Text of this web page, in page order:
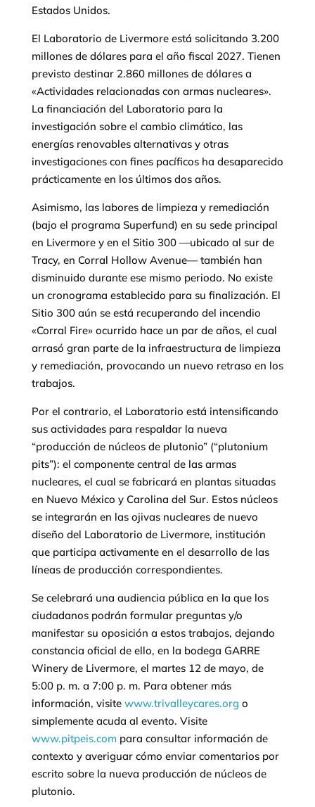
Estados Unidos.
El Laboratorio de Livermore está solicitando 3.200
millones de dólares para el año fiscal 2027. Tienen
previsto destinar 2.860 millones de dólares a
«Actividades relacionadas con armas nucleares».
La financiación del Laboratorio para la
investigación sobre el cambio climático, las
energías renovables alternativas y otras
investigaciones con fines pacíficos ha desaparecido
prácticamente en los últimos dos años.
Asimismo, las labores de limpieza y remediación
(bajo el programa Superfund) en su sede principal
en Livermore y en el Sitio 300 —ubicado al sur de
Tracy, en Corral Hollow Avenue— también han
disminuido durante ese mismo periodo. No existe
un cronograma establecido para su finalización. El
Sitio 300 aún se está recuperando del incendio
«Corral Fire» ocurrido hace un par de años, el cual
arrasó gran parte de la infraestructura de limpieza
y remediación, provocando un nuevo retraso en los
trabajos.
Por el contrario, el Laboratorio está intensificando
sus actividades para respaldar la nueva
“producción de núcleos de plutonio” (“plutonium
pits”): el componente central de las armas
nucleares, el cual se fabricará en plantas situadas
en Nuevo México y Carolina del Sur. Estos núcleos
se integrarán en las ojivas nucleares de nuevo
diseño del Laboratorio de Livermore, institución
que participa activamente en el desarrollo de las
líneas de producción correspondientes.
Se celebrará una audiencia pública en la que los
ciudadanos podrán formular preguntas y/o
manifestar su oposición a estos trabajos, dejando
constancia oficial de ello, en la bodega GARRE
Winery de Livermore, el martes 12 de mayo, de
5:00 p. m. a 7:00 p. m. Para obtener más
información, visite www.trivalleycares.org o
simplemente acuda al evento. Visite
www.pitpeis.compara consultar información de
contexto y averiguar cómo enviar comentarios por
escrito sobre la nueva producción de núcleos de
plutonio.